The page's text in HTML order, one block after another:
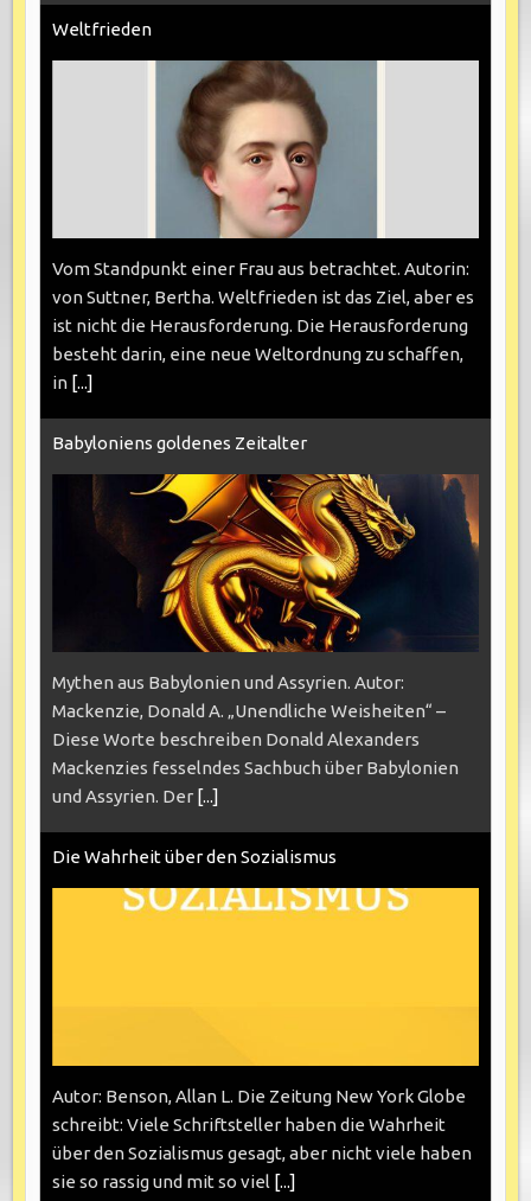
Weltfrieden
Vom Standpunkt einer Frau aus betrachtet. Autorin:
von Suttner, Bertha. Weltfrieden ist das Ziel, aber es
ist nicht die Herausforderung. Die Herausforderung
besteht darin, eine neue Weltordnung zu schaffen,
in [...]
Babyloniens goldenes Zeitalter
Mythen aus Babylonien und Assyrien. Autor:
Mackenzie, Donald A. „Unendliche Weisheiten“ –
Diese Worte beschreiben Donald Alexanders
Mackenzies fesselndes Sachbuch über Babylonien
und Assyrien. Der [...]
Die Wahrheit über den Sozialismus
Autor: Benson, Allan L. Die Zeitung New York Globe
schreibt: Viele Schriftsteller haben die Wahrheit
über den Sozialismus gesagt, aber nicht viele haben
sie so rassig und mit so viel [...]